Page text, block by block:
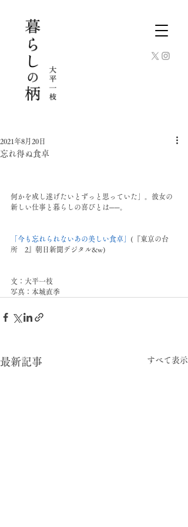
忘れ得ぬ食卓
2021年8月20日
何かを成し遂げたいとずっと思っていた」。彼女の
新しい仕事と暮らしの喜びとは──。
「今も忘れられないあの美しい食卓」 (『東京の台
所　2』朝日新聞デジタル&w)
文：大平一枝
写真：本城直季
最新記事 すべて表示